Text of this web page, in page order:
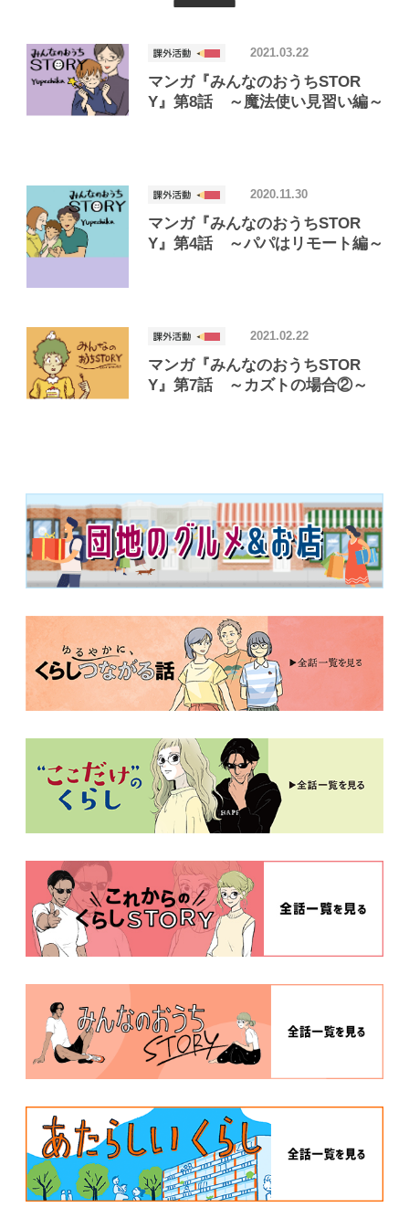
マンガ『みんなのおうちSTOR
Y』第8話 ～魔法使い見習い編～
2021.03.22
マンガ『みんなのおうちSTOR
Y』第4話 ～パパはリモート編～
2020.11.30
マンガ『みんなのおうちSTOR
Y』第7話 ～カズトの場合②～
2021.02.22